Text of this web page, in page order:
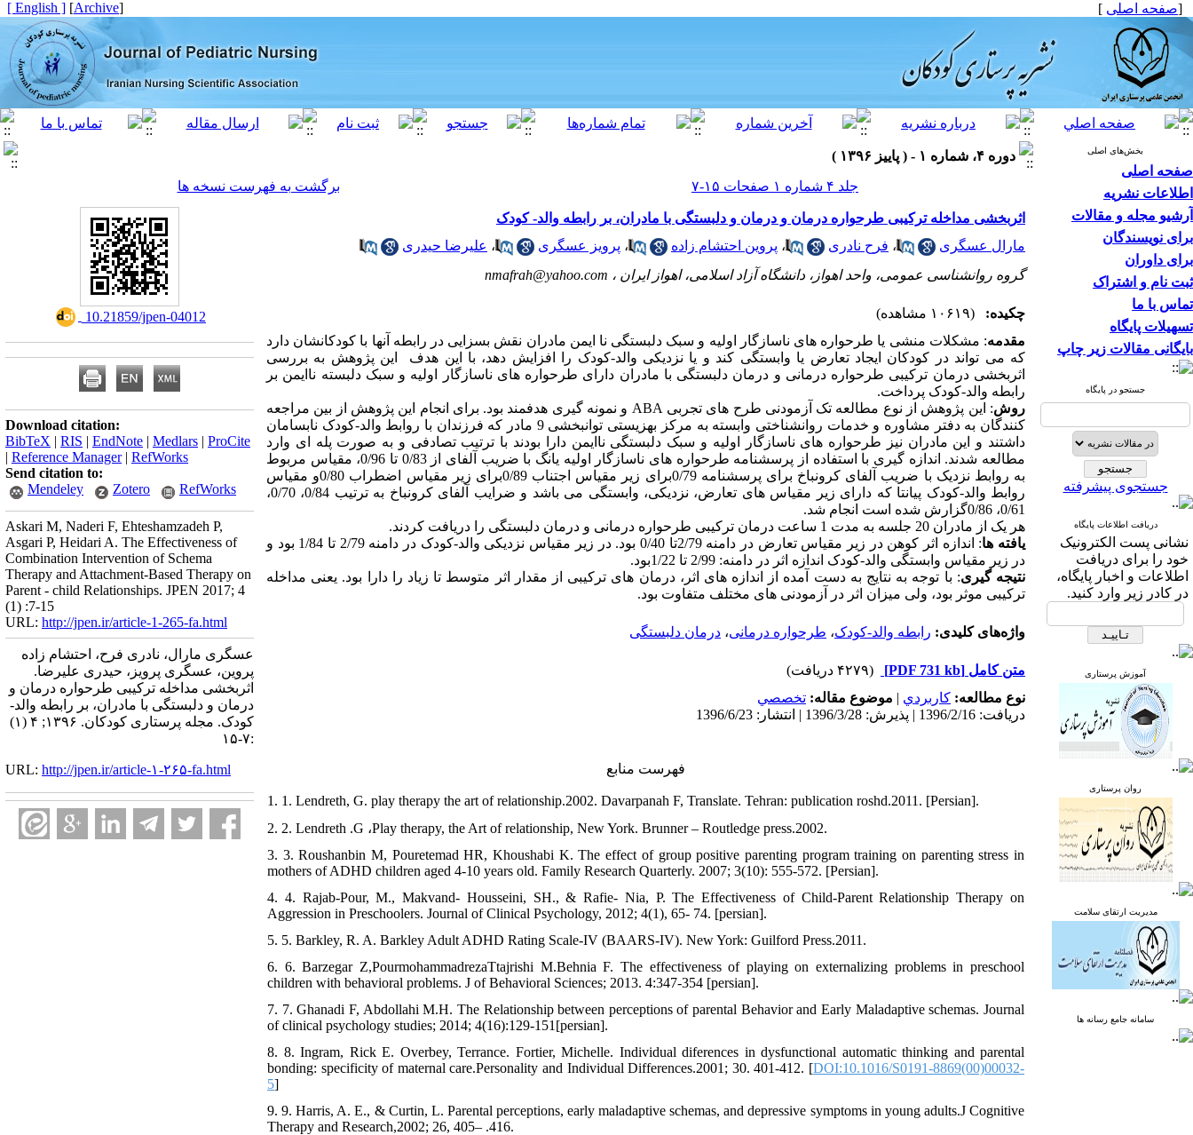
[صفحه اصلی ]
[
Archive
]
[ English ]
بخش‌های اصلی
صفحه اصلی
اطلاعات نشریه
آرشیو مجله و مقالات
برای نویسندگان
برای داوران
ثبت نام و اشتراک
تماس با ما
تسهیلات پایگاه
بایگانی مقالات زیر چاپ
جستجو در پایگاه
جستجوی پیشرفته
دریافت اطلاعات پایگاه
نشانی پست الکترونیک
خود را برای دریافت
اطلاعات و اخبار پایگاه،
در کادر زیر وارد کنید.
آموزش پرستاری
روان پرستاری
مدیریت ارتقای سلامت
سامانه جامع رسانه ها
دوره ۴، شماره ۱ - ( پاییز ۱۳۹۶ )
جلد ۴ شماره ۱ صفحات ۱۵-۷
برگشت به فهرست نسخه ها
اثربخشی مداخله ترکیبی طرحواره درمان و درمان و دلبستگی با مادران، بر رابطه والد- کودک
مارال عسگری
، فرح نادری ، پروین احتشام زاده ، پرویز عسگری ، علیرضا حیدری
گروه روانشناسی عمومی، واحد اهواز، دانشگاه آزاد اسلامی، اهواز ایران ، nmafrah@yahoo.com
چکیده:
(۱۰۶۱۹ مشاهده)
مقدمه: مشکلات منشی یا طرحواره های ناسازگار اولیه و سبک دلبستگی نا ایمن مادران نقش بسزایی در رابطه آنها با کودکانشان دارد
که می تواند در کودکان ایجاد تعارض یا وابستگی کند و یا نزدیکی والد-کودک را افزایش دهد، با این هدف این پژوهش به بررسی
اثربخشی درمان ترکیبی طرحواره درمانی و درمان دلبستگی با مادران دارای طرحواره های ناسازگار اولیه و سبک دلبسته ناایمن بر
رابطه والد-کودک پرداخت.
روش: این پژوهش از نوع مطالعه تک آزمودنی طرح های تجربی ABA و نمونه گیری هدفمند بود. برای انجام این پژوهش از بین مراجعه
کنندگان به دفتر مشاوره و خدمات روانشناختی وابسته به مرکز بهزیستی توانبخشی9 مادر که فرزندان با روابط والد-کودک نابسامان
داشتند و این مادران نیز طرحواره های ناسازگار اولیه و سبک دلبستگی ناایمن دارا بودند با ترتیب تصادفی و به صورت پله ای وارد
مطالعه شدند. اندازه گیری با استفاده از پرسشنامه طرحواره های ناسازگار اولیه یانگ با ضریب آلفای از 0/83 تا 0/96
، مقیاس مربوط
به روابط نزدیک با ضریب آلفای کرونباخ برای پرسشنامه 0/79برای زیر مقیاس اجتناب 0/89برای زیر مقیاس اضطراب 0/80
و مقیاس
روابط والد-کودک پیانتا که دارای زیر مقیاس های تعارض، نزدیکی، وابستگی می باشد و ضرایب آلفای کرونباخ به ترتیب 0 /84 ، 0 /70 ،
0/61 ، 0/86 گزارش شده است انجام شد.
هر یک از مادران 20 جلسه به مدت 1 ساعت درمان ترکیبی طرحواره درمانی و درمان دلبستگی را دریافت کردند.
یافته ها: اندازه اثر کوهن در زیر مقیاس تعارض در دامنه 2/79 تا 0 /40 بود. در زیر مقیاس نزدیکی والد-کودک در دامنه 2 /79 تا 1 /84
بود و
در زیر مقیاس وابستگی والد-کودک اندازه اثر در دامنه: 2
/99 تا 1/22
بود.
نتیجه گیری: با توجه به نتایج به دست آمده از اندازه های اثر، درمان های ترکیبی از مقدار اثر متوسط تا زیاد را دارا بود. یعنی مداخله
ترکیبی موثر بود، ولی میزان اثر در آزمودنی های مختلف متفاوت بود.
واژه‌های کلیدی: رابطه والد-کودک، طرحواره درمانی، درمان دلبستگی
متن کامل [PDF 731 kb]
(۴۲۷۹ دریافت)
نوع مطالعه: كاربردي | موضوع مقاله: تخصصي
دریافت: 1396/2/16 | پذیرش: 1396/3/28 | انتشار: 1396/6/23
فهرست منابع
1. 1. Lendreth, G. play therapy the art of relationship.2002. Davarpanah F, Translate. Tehran: publication roshd.2011. [Persian].
2. 2. Lendreth .G ،Play therapy, the Art of relationship, New York. Brunner – Routledge press.2002.
3. 3. Roushanbin M, Pouretemad HR, Khoushabi K. The effect of group positive parenting program training on parenting stress in
mothers of ADHD children aged 4-10 years old. Family Research Quarterly. 2007; 3(10): 555-572. [Persian].
4. 4. Rajab-Pour, M., Makvand- Housseini, SH., & Rafie- Nia, P. The Effectiveness of Child-Parent Relationship Therapy on
Aggression in Preschoolers. Journal of Clinical Psychology, 2012; 4(1), 65- 74. [persian].
5. 5. Barkley, R. A. Barkley Adult ADHD Rating Scale-IV (BAARS-IV). New York: Guilford Press.2011.
6. 6. Barzegar Z,PourmohammadrezaTtajrishi M.Behnia F. The effectiveness of playing on externalizing problems in preschool
children with behavioral problems. J of Behavioral Sciences; 2013. 4:347-354 [persian].
7. 7. Ghanadi F, Abdollahi M.H. The Relationship between perceptions of parental Behavior and Early Maladaptive schemas. Journal
of clinical psychology studies; 2014; 4(16):129-151[persian].
8. 8. Ingram, Rick E. Overbey, Terrance. Fortier, Michelle. Individual diferences in dysfunctional automatic thinking and parental
bonding: specificity of maternal care.Personality and Individual Differences.2001; 30. 401-412. [DOI:10.1016/S0191-8869(00)00032-
5]
9. 9. Harris, A. E., & Curtin, L. Parental perceptions, early maladaptive schemas, and depressive symptoms in young adults.J Cognitive
Therapy and Research,2002; 26, 405– .416.
‎ 10.21859/jpen-04012
Download citation:
BibTeX | RIS | EndNote | Medlars | ProCite
| Reference Manager| RefWorks
Send citation to:
Mendeley
Zotero RefWorks
Askari M, Naderi F, Ehteshamzadeh P,
Asgari P, Heidari A. The Effectiveness of
Combination Intervention of Schema
Therapy and Attachment-Based Therapy on
Parent - child Relationships. JPEN 2017; 4
(1) :7-15
URL: http://jpen.ir/article-1-265-fa.html
عسگری مارال، نادری فرح، احتشام زاده
پروین، عسگری پرویز، حیدری علیرضا.
اثربخشی مداخله ترکیبی طرحواره درمان و
درمان و دلبستگی با مادران، بر رابطه والد-
کودک. مجله پرستاری کودکان. ۱۳۹۶; ۴ (۱)
:۷-۱۵
URL: http://jpen.ir/article-۱-۲۶۵-fa.html